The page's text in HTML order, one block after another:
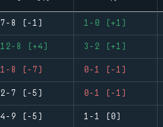
7-8 (-1) 1-0 (+1)
12-8 (+4) 3-2 (+1)
1-8 (-7) 0-1 (-1)
2-7 (-5) 0-1 (-1)
4-9 (-5) 1-1 (0)